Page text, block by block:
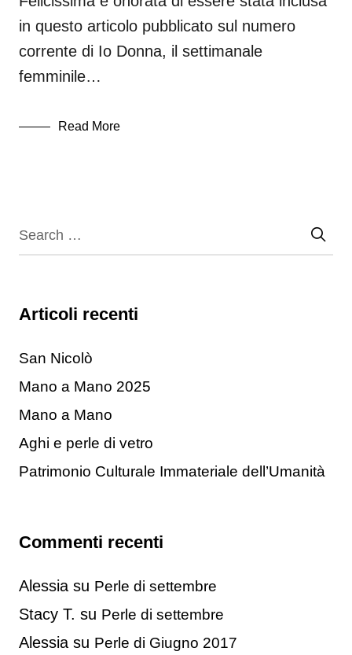
in questo articolo pubblicato sul numero
corrente di Io Donna, il settimanale
femminile…
Read More
Articoli recenti
San Nicolò
Mano a Mano 2025
Mano a Mano
Aghi e perle di vetro
Patrimonio Culturale Immateriale dell’Umanità
Commenti recenti
Alessia su Perle di settembre
Stacy T. su Perle di settembre
Alessia su Perle di Giugno 2017